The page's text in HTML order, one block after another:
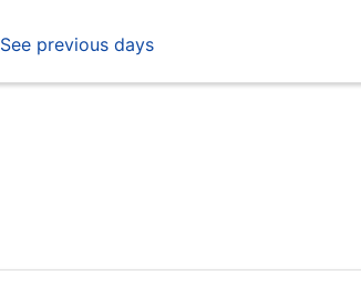
See previous days